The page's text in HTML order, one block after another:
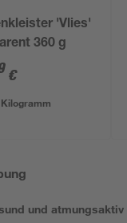
'Vlies'
360 g
€
und atmungsaktiv